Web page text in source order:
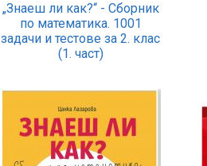
„Знаеш ли как?“ - Сборник
по математика. 1001
задачи и тестове за 2. клас
(1. част)